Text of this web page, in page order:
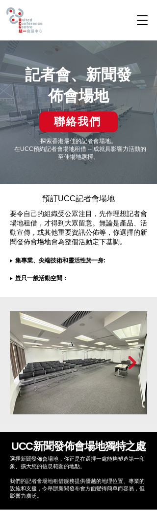
記者會、新聞發
佈會場地
聯絡我們
探索香港最佳的記者會場地。
在UCC預約記者會場地租借 -- 成就具影響力活動的
至佳場地選擇。
預訂UCC記者會場地
要令自己的組織受公眾注目，先作理想記者會
場地租借，才得到大眾留意。無論是產品、活
動宣傳，或其他重要資訊公佈等，你選擇的新
聞發佈會場地會為整個活動定下基調。
集專業、尖端技術和靈活性於一身:
豈只一般活動空間：
UCC新聞發佈會場地獨特之處
選擇新聞發佈會場地，你正是在選擇一處能夠塑造第一印
象、擴大您的信息範圍的地點。
我們的記者會場地租借服務提供優越的地理位置、專業的
設施和支援，令舉辦新聞發布會方面變得簡單而容易，但
影響力廣泛。